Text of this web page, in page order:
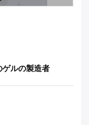
ゲルの製造者